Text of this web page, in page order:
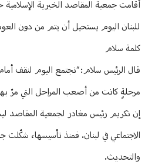
للبنان اليوم يستحيل أن يتم من دون
كلمة سلام
قال الرئيس سلام: “نجتمع اليوم لنقف
مرحلةٍ كانت من أصعب المراحل التي مرّ
إن تكريم رئيس مغادر لجمعية المقاصد
الاجتماعي في لبنان. فمنذ تأسيسها، شكّلت
والتحديث.